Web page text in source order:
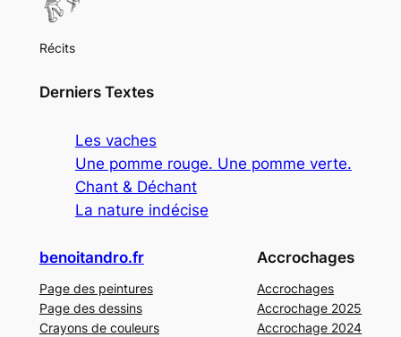
Récits
Derniers Textes
Les vaches
Une pomme rouge. Une pomme verte.
Chant & Déchant
La nature indécise
benoitandro.fr
Page des peintures
Page des dessins
Crayons de couleurs
Accrochages
Accrochages
Accrochage 2025
Accrochage 2024